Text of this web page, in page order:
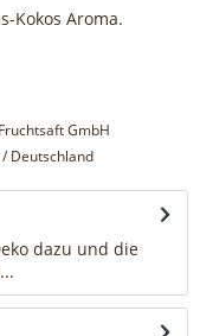
Kokos Aroma.
GmbH
Deutschland
dazu und die